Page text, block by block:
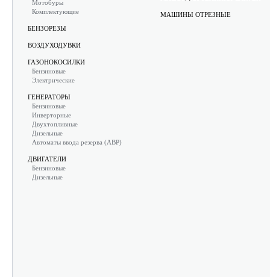
Мотобуры
Комплектующие
БЕНЗОРЕЗЫ
ВОЗДУХОДУВКИ
ГАЗОНОКОСИЛКИ
Бензиновые
Электрические
ГЕНЕРАТОРЫ
Бензиновые
Инверторные
Двухтопливные
Дизельные
Автоматы ввода резерва (АВР)
ДВИГАТЕЛИ
Бензиновые
Дизельные
МАШИНЫ ОТРЕЗНЫЕ